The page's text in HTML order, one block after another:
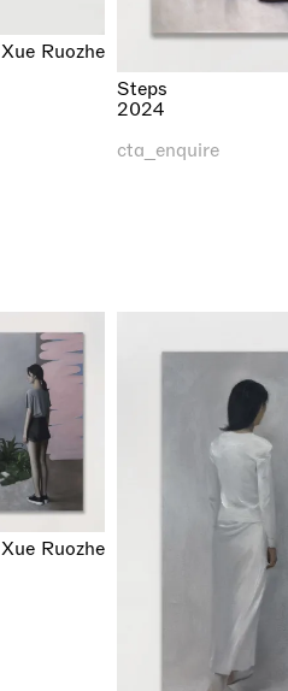
Xue Ruozhe
Steps
2024
cta_enquire
Xue Ruozhe